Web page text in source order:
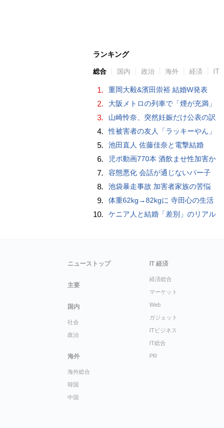
ランキング
総合 国内 政治 海外 経済 IT
1. 重岡大毅&濱田崇裕 結婚W発表
2. 大阪メトロの列車で「煙が充満」
3. 山崎怜奈、突然妊娠だけ公表の訳
4. 性被害者の友人「ラッキーやん」
5. 池田直人 佐藤佳奈と電撃結婚
6. 児ポ動画770本 酒飲ませ性加害か
7. 容態悪化 会話が通じないパー子
8. 池袋暴走事故 加害者家族の苦悩
9. 体重62kg→82kgに 寺田心の生活
10. ケニア人と結婚「差別」のリアル
ニューストップ
主要
国内
社会
政治
海外
海外総合
韓国
中国
IT 経済
経済総合
マーケット
Web
ガジェット
ITビジネス
IT総合
PR